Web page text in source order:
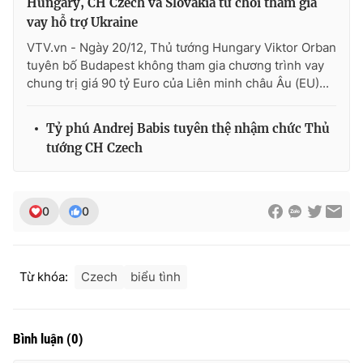
vay hỗ trợ Ukraine
VTV.vn - Ngày 20/12, Thủ tướng Hungary Viktor Orban
tuyên bố Budapest không tham gia chương trình vay
chung trị giá 90 tỷ Euro của Liên minh châu Âu (EU)...
Tỷ phú Andrej Babis tuyên thệ nhậm chức Thủ
tướng CH Czech
0 0
Từ khóa: Czech biểu tình
Bình luận (0)